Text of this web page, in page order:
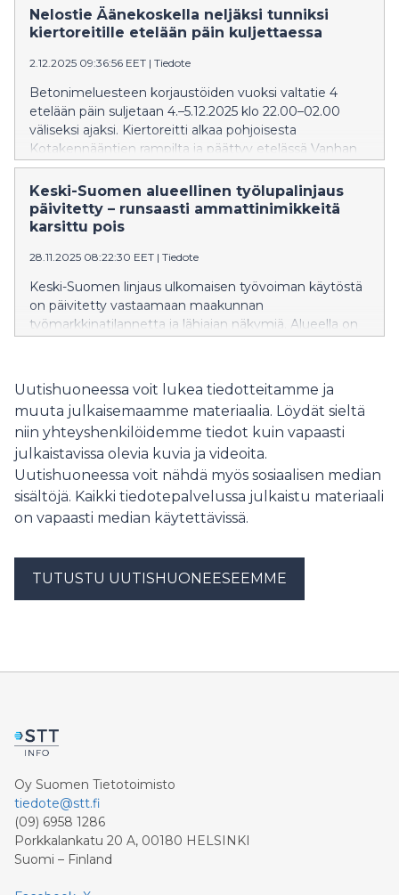
puututaan. Lisäksi ELY-keskus pyrkii korjaamaan
Liimattalantien maanantaisen onnettomuuspaikan
Nelostie Äänekoskella neljäksi tunniksi
kiertoreitille etelään päin kuljettaessa
2.12.2025 09:36:56 EET | Tiedote
Betonimeluesteen korjaustöiden vuoksi valtatie 4
etelään päin suljetaan 4.–5.12.2025 klo 22.00–02.00
väliseksi ajaksi. Kiertoreitti alkaa pohjoisesta
Kotakennääntien rampilta ja päättyy etelässä Vanhan
Vaasantien liittymään. Pohjoisen suuntaan liikenne
kulkee normaalisti.
Keski-Suomen alueellinen työlupalinjaus
päivitetty – runsaasti ammattinimikkeitä
karsittu pois
28.11.2025 08:22:30 EET | Tiedote
Keski-Suomen linjaus ulkomaisen työvoiman käytöstä
on päivitetty vastaamaan maakunnan
työmarkkinatilannetta ja lähiajan näkymiä. Alueella on
Uutishuoneessa voit lukea tiedotteitamme ja
muuta julkaisemaamme materiaalia. Löydät sieltä
niin yhteyshenkilöidemme tiedot kuin vapaasti
julkaistavissa olevia kuvia ja videoita.
Uutishuoneessa voit nähdä myös sosiaalisen median
sisältöjä. Kaikki tiedotepalvelussa julkaistu materiaali
on vapaasti median käytettävissä.
TUTUSTU UUTISHUONEESEEMME
Oy Suomen Tietotoimisto
tiedote@stt.fi
(09) 6958 1286
Porkkalankatu 20 A, 00180 HELSINKI
Suomi – Finland